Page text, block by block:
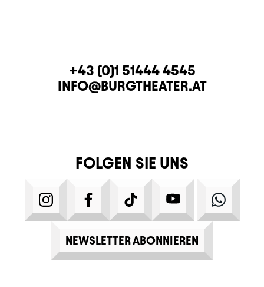
KONTAKTTELEFON
+43 (0)1 51444 4545
E-MAIL
INFO@BURGTHEATER.AT
FOLGEN SIE UNS
INSTAGRAMFACEBOOKTIKTOK YOUTUBE
NEWSLETTER ABONNIEREN